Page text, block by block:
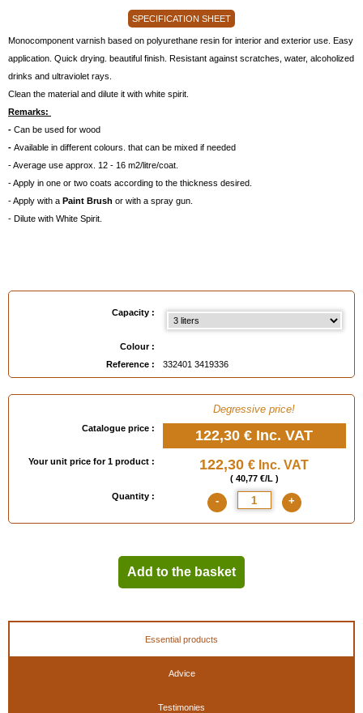
SPECIFICATION SHEET
Monocomponent varnish based on polyurethane resin for interior and exterior use. Easy
application. Quick drying. beautiful finish. Resistant against scratches, water, alcoholized
drinks and ultraviolet rays.
Clean the material and dilute it with white spirit.
Remarks:
- Can be used for wood
- Available in different colours. that can be mixed if needed
- Average use approx. 12 - 16 m2/litre/coat.
- Apply in one or two coats according to the thickness desired.
- Apply with a Paint Brush or with a spray gun.
- Dilute with White Spirit.
Capacity :
Colour :
Reference :
332401 3419336
Degressive price!
Catalogue price : 122,30 € Inc. VAT
Your unit price for 1 product : 122,30 € Inc. VAT
( 40,77 €/L )
Quantity :
- +
Add to the basket
Essential products
Advice
Testimonies